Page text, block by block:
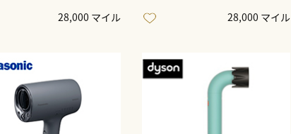
28,000 マイル 28,000 マイル